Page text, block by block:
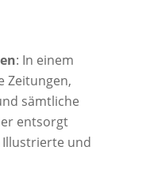
: In einem
Zeitungen,
sämtliche
entsorgt
Illustrierte und